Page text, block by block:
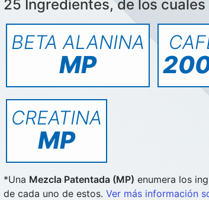
25 Ingredientes, de los
BETA ALANINA
MP
CREATINA
MP
*Una Mezcla Patentada (MP) enumera los
de cada uno de estos. Ver más información